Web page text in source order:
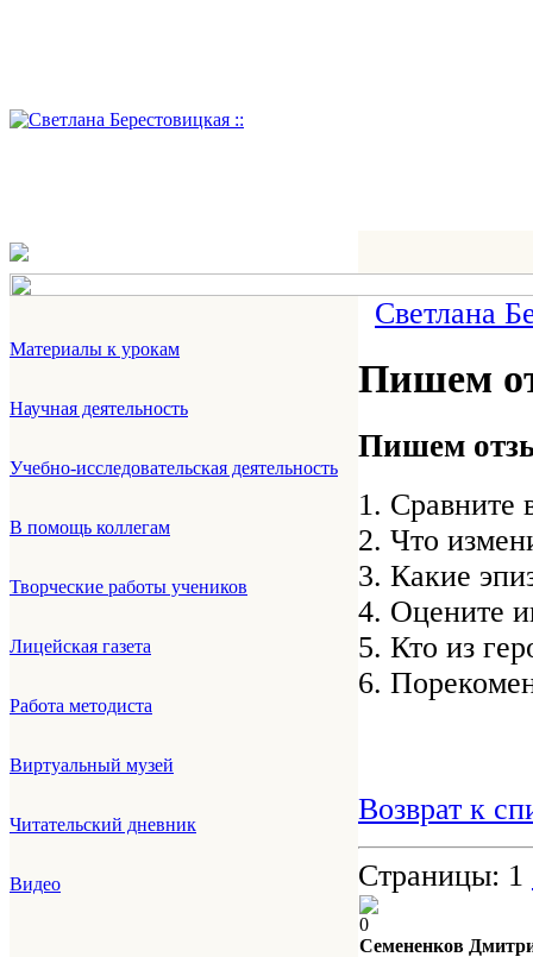
Материалы к урокам
Научная деятельность
Учебно-исследовательская деятельность
В помощь коллегам
Творческие работы учеников
Лицейская газета
Работа методиста
Виртуальный музей
Читательский дневник
Видео
Светлана
Пишем
Пишем
1. Сравните
2. Что
3. Какие
4. Оцените
5. Кто из
6.
Возврат к
Страницы: 1
0
Семененков